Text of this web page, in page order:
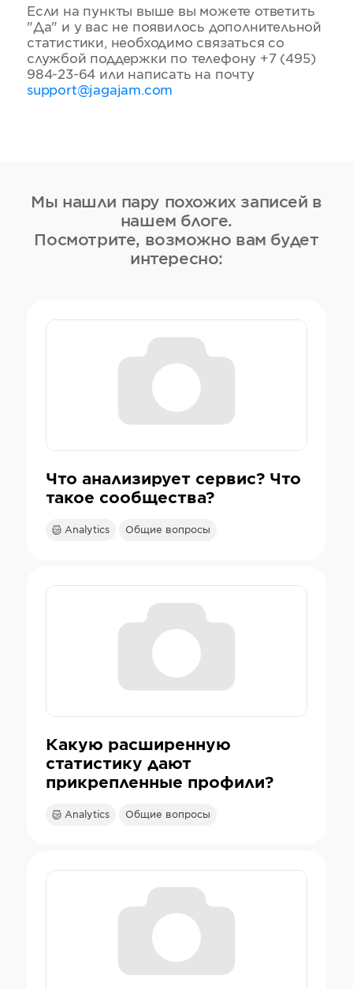
Если на пункты выше вы можете ответить
"Да" и у вас не появилось дополнительной
статистики, необходимо связаться со
службой поддержки по телефону +7 (495)
984-23-64 или написать на почту
support@jagajam.com
Мы нашли пару похожих записей в
нашем блоге.
Посмотрите, возможно вам будет
интересно:
Что анализирует сервис? Что
такое сообщества?
Analytics Общие вопросы
Какую расширенную
статистику дают
прикрепленные профили?
Analytics Общие вопросы